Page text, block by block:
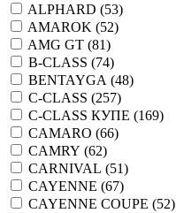
ALPHARD (53)
AMAROK (52)
AMG GT (81)
B-CLASS (74)
BENTAYGA (48)
C-CLASS (257)
C-CLASS КУПЕ (169)
CAMARO (66)
CAMRY (62)
CARNIVAL (51)
CAYENNE (67)
CAYENNE COUPE (52)